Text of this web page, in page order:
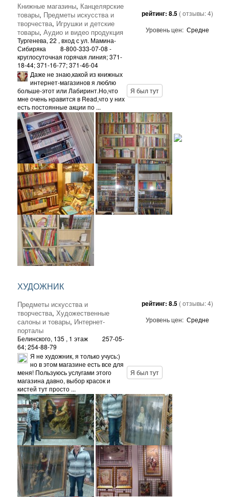
Книжные магазины, Канцелярские
товары, Предметы искусства и
творчества, Игрушки и детские
товары, Аудио и видео продукция
Тургенева, 22 , вход с ул. Мамина-
Сибиряка
8-800-333-07-08 -
круглосуточная горячая линия; 371-
18-44; 371-16-77; 371-46-04
рейтинг: 8.5 ( отзывы:4)
Уровень цен: Средне
Даже не знаю,какой из книжных
интернет-магазинов я люблю
больше-этот или Лабиринт.Но,что
мне очень нравится в Read,что у них
есть постоянные акции по ...
Я был тут
ХУДОЖНИК
Предметы искусства и
творчества, Художественные
салоны и товары, Интернет-
порталы
Белинского, 135 , 1 этаж
257-05-
64; 254-88-79
рейтинг: 8.5 ( отзывы:4)
Уровень цен: Средне
Я не художник, я только учусь:)
но в этом магазине есть все для
меня! Пользуюсь услугами этого
магазина давно, выбор красок и
кистей тут просто ...
Я был тут